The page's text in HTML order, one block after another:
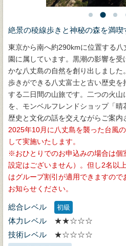
絶景の稜線歩きと神秘の森を満喫
東京から南へ約290kmに位置する
園に属しています。黒潮の影響を
かな八丈島の自然を創り出しまし
歩きができる八丈富士と古い歴史
する二日間の山旅です。二つの火
を、モンベルフレンドショップ「
歴史と文化の話を交えながらご案内
2025年10月に八丈島を襲った台風
して実施いたします。
おひとりでのお申込みの場合は
設定はございません）。但し2名以
はグループ割引が適用できますの
お知らせください。
総合レベル 初級
体力レベル
★★☆☆☆
技術レベル
★☆☆☆☆